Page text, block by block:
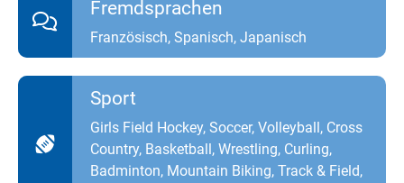
Fremdsprachen
Französisch, Spanisch, Japanisch
Sport
Girls Field Hockey, Soccer, Volleyball, Cross
Country, Basketball, Wrestling, Curling,
Badminton, Mountain Biking, Track & Field,